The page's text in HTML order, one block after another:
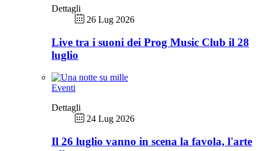
Dettagli
26 Lug 2026
Live tra i suoni dei Prog Music Club il 28
luglio
Eventi
Dettagli
24 Lug 2026
Il 26 luglio vanno in scena la favola, l'arte